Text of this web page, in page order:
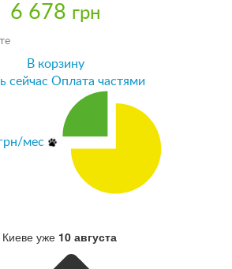
6 678 грн
В корзину
сейчас Оплата частями
мес
Киеве уже 10 августа